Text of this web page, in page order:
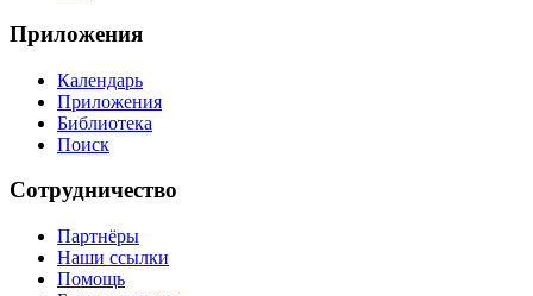
Приложения
Календарь
Приложения
Библиотека
Поиск
Сотрудничество
Партнёры
Наши ссылки
Помощь